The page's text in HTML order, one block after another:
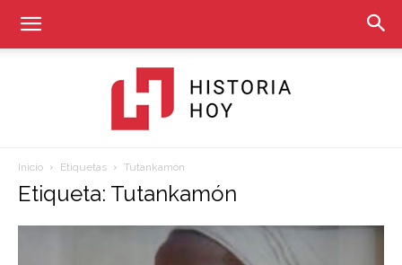
Hoy
Inicio Etiquetas Tutankamón
Etiqueta: Tutankamón